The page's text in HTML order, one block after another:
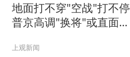
地面打不穿"空战"打不停
普京高调"换将"或直面消
上观新闻